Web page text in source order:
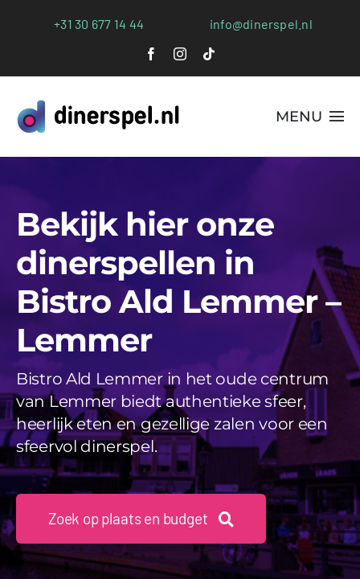
+31 30 677 14 44 info@dinerspel.nl
MENU
Plaatsen
Webshop
FAQs
Blog
Videos
Uitjes
Beschikbaarheid Aanvragen
Bekijk hier onze
dinerspellen in
Bistro Ald Lemmer –
Lemmer
Bistro Ald Lemmer in het oude centrum
van Lemmer biedt authentieke sfeer,
heerlijk eten en gezellige zalen voor een
sfeervol dinerspel.
Zoek op plaats en budget